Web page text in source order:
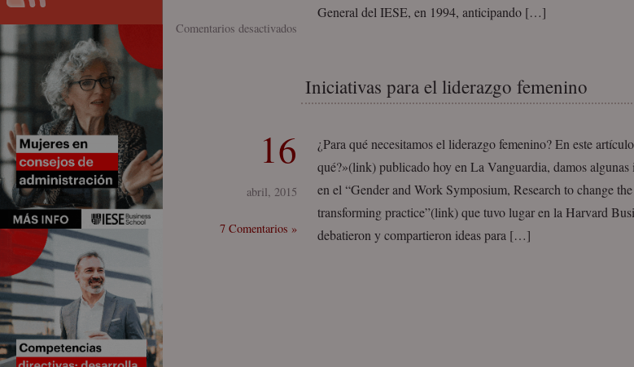
Comentarios desactivados
Wil
Andalucía
General del IESE, en 1994, anticipando […]
Iniciativas para el liderazgo femenino
16
abril, 2015
7 Comentarios »
¿Para qué necesitamos el liderazgo femenino? En este
qué?»(link) publicado hoy en La Vanguardia, damos algunas
en el “Gender and Work Symposium, Research to change
transforming practice”(link) que tuvo lugar en la Harvard
debatieron y compartieron ideas para […]